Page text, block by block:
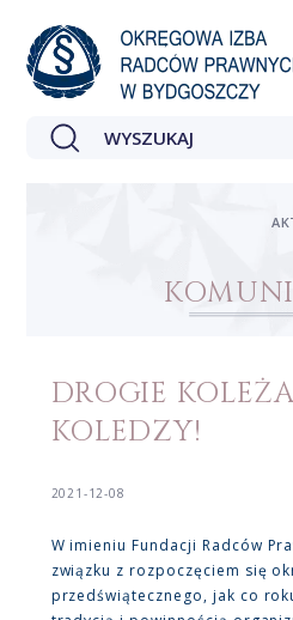
DROGIE
KOLEDZY!
2021-12-08
W imieniu Fundacji Radców
związku z rozpoczęciem się
przedświątecznego, jak co